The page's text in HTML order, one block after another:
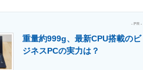
マーケ×ITの今がよく分かる
- PR -
重量約999g、最新CPU搭載のビ
ジネスPCの実力は？